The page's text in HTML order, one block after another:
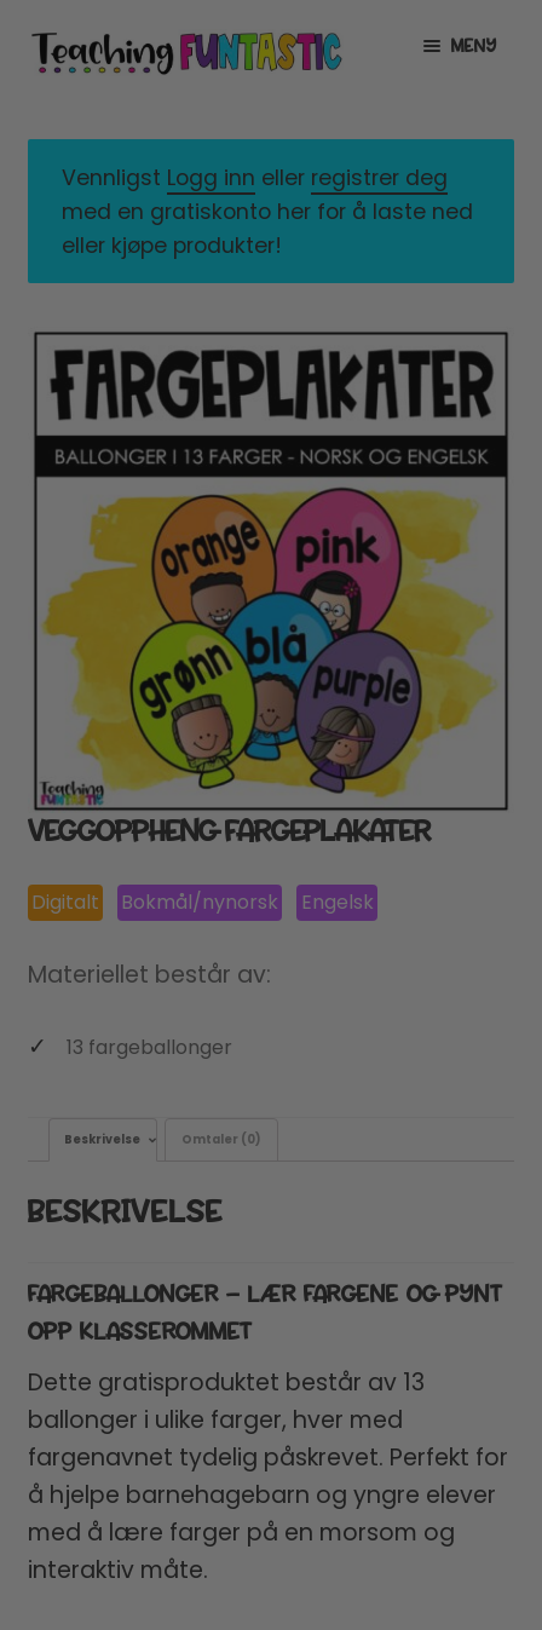
Hopp
til
Hopp
til
MENY
UNDERMENY
MIN KONTO
UNDERMENY
LISENSER
UTVID
UNDERMENY
TIPSHJØRNET
KURS
Vennligst Logg inn eller registrer deg
med en gratiskonto her for å laste ned
eller kjøpe produkter!
VEGGOPPHENG FARGEPLAKATER
Digitalt Bokmål/nynorsk Engelsk
Materiellet består av:
13 fargeballonger
Beskrivelse Omtaler (0)
BESKRIVELSE
FARGEBALLONGER – LÆR FARGENE OG PYNT
OPP KLASSEROMMET
Dette gratisproduktet består av 13
ballonger i ulike farger, hver med
fargenavnet tydelig påskrevet. Perfekt for
å hjelpe barnehagebarn og yngre elever
med å lære farger på en morsom og
interaktiv måte.